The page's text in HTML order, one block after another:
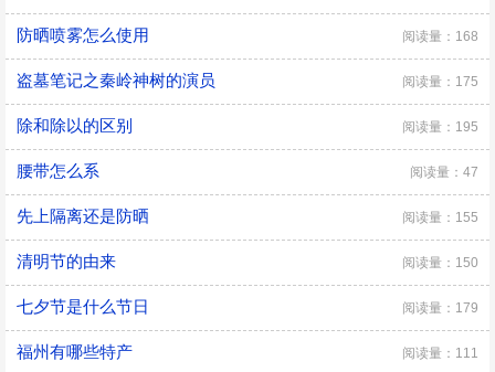
防晒喷雾怎么使用 阅读量：168
盗墓笔记之秦岭神树的演员 阅读量：175
除和除以的区别 阅读量：195
腰带怎么系 阅读量：47
先上隔离还是防晒 阅读量：155
清明节的由来 阅读量：150
七夕节是什么节日 阅读量：179
福州有哪些特产 阅读量：111